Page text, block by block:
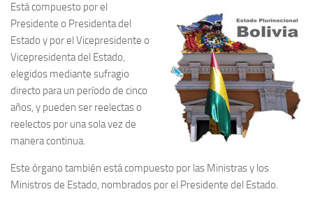
Está compuesto por el
Presidente o Presidenta del
Estado y por el Vicepresidente o
Vicepresidenta del Estado,
elegidos mediante sufragio
directo para un período de cinco
años, y pueden ser reelectas o
reelectos por una sola vez de
manera continua.
Este órgano también está compuesto por las Ministras y los
Ministros de Estado, nombrados por el Presidente del Estado.